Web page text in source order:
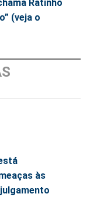
Ratinho
(veja o
às